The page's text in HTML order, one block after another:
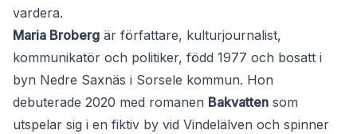
vardera.
Maria Broberg är författare, kulturjournalist,
kommunikatör och politiker, född 1977 och bosatt i
byn Nedre Saxnäs i Sorsele kommun. Hon
debuterade 2020 med romanen Bakvatten som
utspelar sig i en fiktiv by vid Vindelälven och spinner